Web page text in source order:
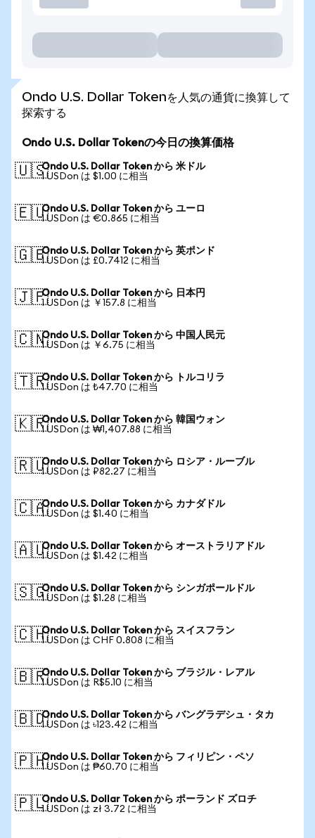
Ondo U.S. Dollar Tokenを人気の通貨に換算して
探索する
Ondo U.S. Dollar Tokenの今日の換算価格
🇺🇸Ondo U.S. Dollar Token から 米ドル
1 USDon は $1.00 に相当
🇪🇺Ondo U.S. Dollar Token から ユーロ
1 USDon は €0.865 に相当
🇬🇧Ondo U.S. Dollar Token から 英ポンド
1 USDon は £0.7412 に相当
🇯🇵Ondo U.S. Dollar Token から 日本円
1 USDon は ￥157.8 に相当
🇨🇳Ondo U.S. Dollar Token から 中国人民元
1 USDon は ￥6.75 に相当
🇹🇷Ondo U.S. Dollar Token から トルコリラ
1 USDon は ₺47.70 に相当
🇰🇷Ondo U.S. Dollar Token から 韓国ウォン
1 USDon は ₩1,407.88 に相当
🇷🇺Ondo U.S. Dollar Token から ロシア・ルーブル
1 USDon は ₽82.27 に相当
🇨🇦Ondo U.S. Dollar Token から カナダドル
1 USDon は $1.40 に相当
🇦🇺Ondo U.S. Dollar Token から オーストラリアドル
1 USDon は $1.42 に相当
🇸🇬Ondo U.S. Dollar Token から シンガポールドル
1 USDon は $1.28 に相当
🇨🇭Ondo U.S. Dollar Token から スイスフラン
1 USDon は CHF 0.808 に相当
🇧🇷Ondo U.S. Dollar Token から ブラジル・レアル
1 USDon は R$5.10 に相当
🇧🇩Ondo U.S. Dollar Token から バングラデシュ・タカ
1 USDon は ৳123.42 に相当
🇵🇭Ondo U.S. Dollar Token から フィリピン・ペソ
1 USDon は ₱60.70 に相当
🇵🇱Ondo U.S. Dollar Token から ポーランド ズロチ
1 USDon は zł 3.72 に相当